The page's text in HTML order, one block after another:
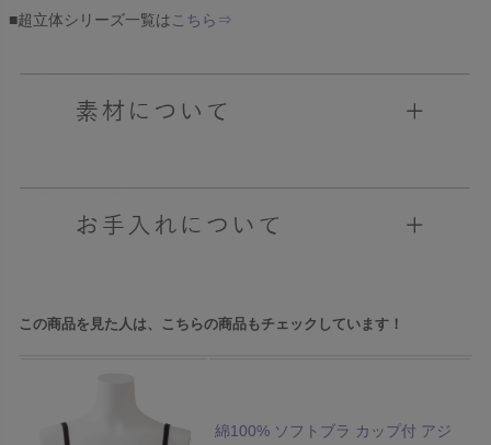
■超立体シリーズ一覧は こちら⇒
この商品を見た人は、こちらの商品もチェックしています！
綿100% ソフトブラ カップ付 アジ